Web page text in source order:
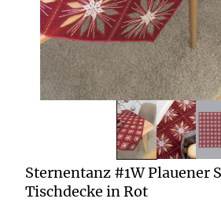
Sternentanz #1W Plauener
Tischdecke in Rot